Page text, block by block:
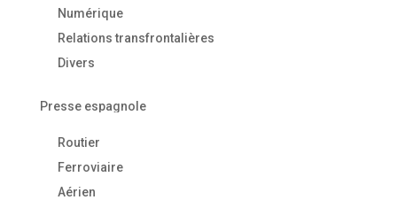
Numérique
Relations transfrontalières
Divers
Presse espagnole
Routier
Ferroviaire
Aérien